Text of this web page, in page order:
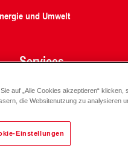
und Umwelt
Services
Ultraschall-
auf „Alle Cookies akzeptieren“
die Websitenutzung zu analysieren
Einstellungen